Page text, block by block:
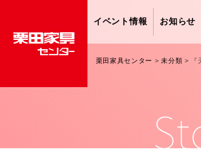
イベント情報 お知らせ
栗田家具センター >未分類 > 『